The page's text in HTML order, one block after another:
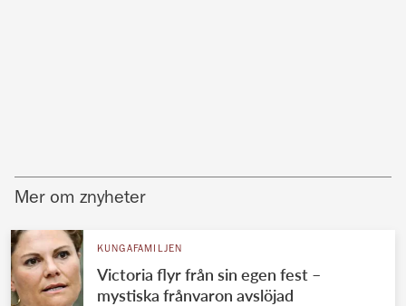
Mer om znyheter
KUNGAFAMILJEN
Victoria flyr från sin egen fest –
mystiska frånvaron avslöjad